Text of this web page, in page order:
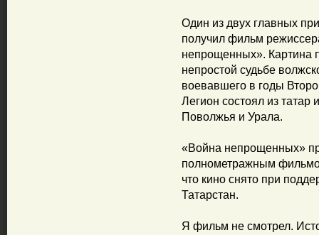
Один из двух главных
получил фильм
непрощенных». Картина
непростой судьбе
воевавшего в годы
Легион состоял из татар
Поволжья и Урала.
«Война непрощенных»
полнометражным
что кино снято при
Татарстан.
Я фильм не смотрел.